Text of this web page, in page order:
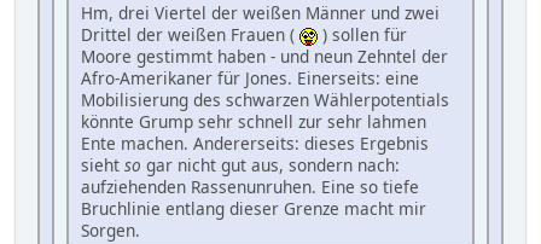
Hm, drei Viertel der weißen Männer und zwei
Drittel der weißen Frauen (
) sollen für
Moore gestimmt haben - und neun Zehntel der
Afro-Amerikaner für Jones. Einerseits: eine
Mobilisierung des schwarzen Wählerpotentials
könnte Grump sehr schnell zur sehr lahmen
Ente machen. Andererseits: dieses Ergebnis
sieht so gar nicht gut aus, sondern nach:
aufziehenden Rassenunruhen. Eine so tiefe
Bruchlinie entlang dieser Grenze macht mir
Sorgen.